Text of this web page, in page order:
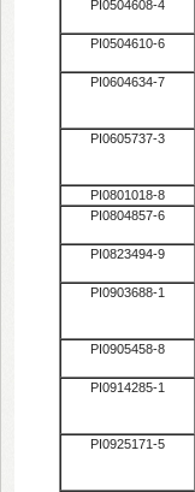
PI0504608-4
PI0504610-6
PI0604634-7
PI0605737-3
PI0801018-8
PI0804857-6
PI0823494-9
PI0903688-1
PI0905458-8
PI0914285-1
PI0925171-5